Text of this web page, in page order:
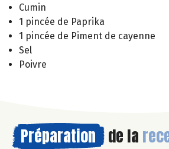
Cumin
1 pincée de Paprika
1 pincée de Piment de cayenne
Sel
Poivre
Préparation de la